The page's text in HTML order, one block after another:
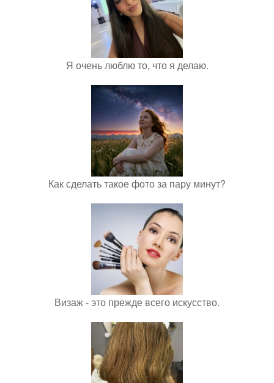
Я очень люблю то, что я делаю.
Как сделать такое фото за пару минут?
Визаж - это прежде всего искусство.